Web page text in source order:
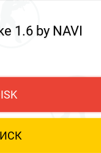
1.6 by NAVI